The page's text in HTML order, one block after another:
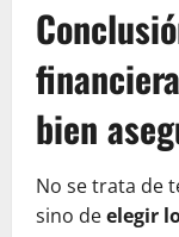
bien
No se trata de
sino deelegir